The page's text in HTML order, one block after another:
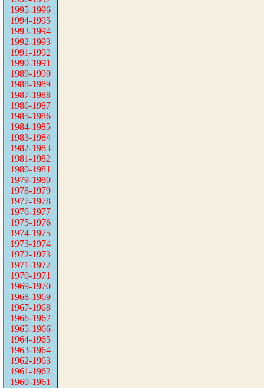
1995-1996
1994-1995
1993-1994
1992-1993
1991-1992
1990-1991
1989-1990
1988-1989
1987-1988
1986-1987
1985-1986
1984-1985
1983-1984
1982-1983
1981-1982
1980-1981
1979-1980
1978-1979
1977-1978
1976-1977
1975-1976
1974-1975
1973-1974
1972-1973
1971-1972
1970-1971
1969-1970
1968-1969
1967-1968
1966-1967
1965-1966
1964-1965
1963-1964
1962-1963
1961-1962
1960-1961